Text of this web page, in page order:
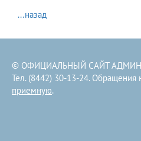
...назад
© ОФИЦИАЛЬНЫЙ САЙТ
Тел. (8442) 30-13-24. Обращения
приемную.